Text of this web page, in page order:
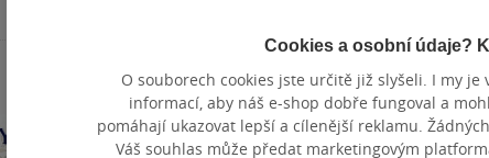
Cookies a osobní údaje?
O souborech cookies jste určitě již slyšeli. I my je
informací, aby náš e-shop dobře fungoval a
pomáhají ukazovat lepší a cílenější reklamu.
Váš souhlas může předat marketingovým